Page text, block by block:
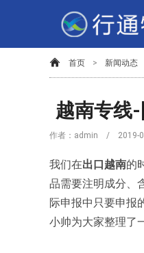
首页 > 新闻动态
越南专线
作者：admin / 2019-
我们在出口越南的
品需要注明成分、
际申报中只要申报
小帅为大家整理了